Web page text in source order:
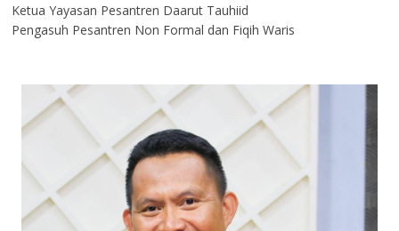
Ketua Yayasan Pesantren Daarut Tauhiid
Pengasuh Pesantren Non Formal dan Fiqih Waris